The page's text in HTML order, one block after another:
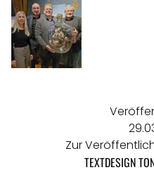
Zur
TEXTDESIGN